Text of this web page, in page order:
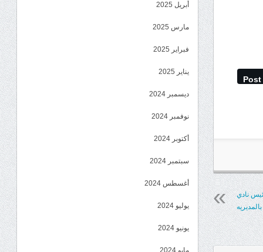
Post
نادي
أبريل 2025
مارس 2025
فبراير 2025
يناير 2025
ديسمبر 2024
نوفمبر 2024
أكتوبر 2024
سبتمبر 2024
أغسطس 2024
يوليو 2024
يونيو 2024
مايو 2024